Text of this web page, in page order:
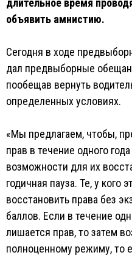
длительное время
объявить амнистию.
Сегодня в ходе
дал предвыборные
пообещав вернуть
определенных условиях.
«Мы предлагаем, чтобы,
прав в течение одного
возможности для их
годичная пауза. Те, у кого
восстановить права без
баллов. Если в течение
лишается прав, то затем
полноценному режиму, то